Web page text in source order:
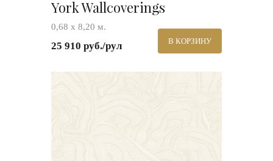
York Wallcoverings
0,68 х 8,20 м.
25 910 руб./рул В КОРЗИНУ